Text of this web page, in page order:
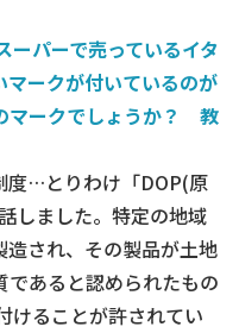
ーパーで売っているイタ
マークが付いているのが
マークでしょうか？ 教
度…とりわけ「DOP(原
しました。特定の地域
され、その製品が土地
あると認められたもの
けることが許されてい